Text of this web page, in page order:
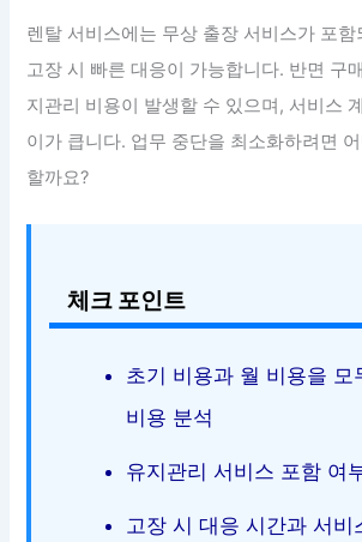
렌탈 서비스에는 무상 출장 서비스가 포
고장 시 빠른 대응이 가능합니다. 반면 구
지관리 비용이 발생할 수 있으며, 서비스
이가 큽니다. 업무 중단을 최소화하려면
할까요?
체크 포인트
초기 비용과 월 비용을 모
비용 분석
유지관리 서비스 포함 여
고장 시 대응 시간과 서비